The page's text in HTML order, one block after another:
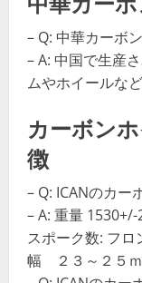
– Q: 中華カーボ
– A: 中国で生産
ムやホイールなど
カーボン
徴
– Q: ICANのカー
– A: 重量 1530+/-
スポーク数: フロ
幅 ２３～２５ｍ